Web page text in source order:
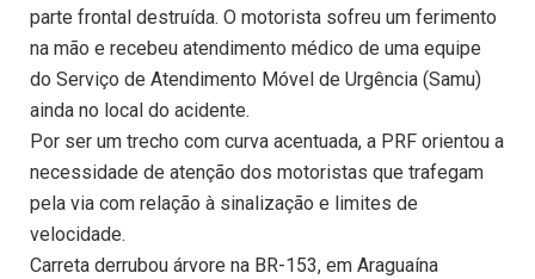
parte frontal destruída. O motorista sofreu um ferimento
na mão e recebeu atendimento médico de uma equipe
do Serviço de Atendimento Móvel de Urgência (Samu)
ainda no local do acidente.
Por ser um trecho com curva acentuada, a PRF orientou a
necessidade de atenção dos motoristas que trafegam
pela via com relação à sinalização e limites de
velocidade.
Carreta derrubou árvore na BR-153, em Araguaína